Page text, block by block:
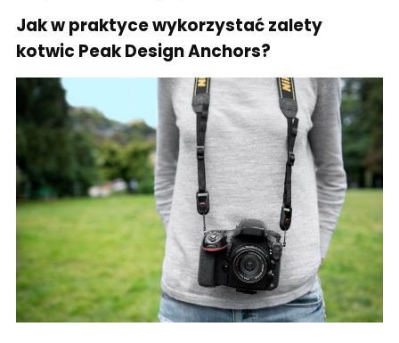
Jak w praktyce wykorzystać zalety
kotwic Peak Design Anchors?